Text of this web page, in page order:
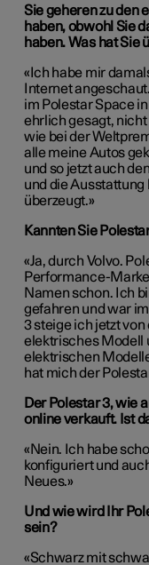
Sie geheren zu den
haben, obwohl Sie
haben. Was hat Sie
«Ich habe mir
Internet
im Polestar Space
ehrlich gesagt,
wie bei der
alle meine Autos
und so jetzt auch
und die Ausstattung
überzeugt.»
Kannten Sie
«Ja, durch Volvo.
Performance-
Namen schon. Ich
gefahren und war
3 steige ich jetzt
elektrisches Modell
elektrischen
hat mich der
Der Polestar 3, wie
online verkauft. Ist
«Nein. Ich habe
konfiguriert und
Neues.»
Und wie wird Ihr
sein?
«Schwarz mit